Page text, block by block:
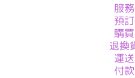
服
預
購
退換
運
付